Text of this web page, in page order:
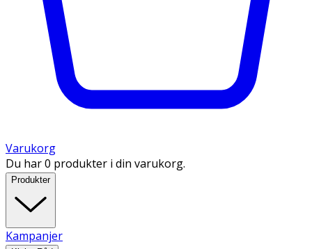
Varukorg
Du har 0 produkter i din varukorg.
Produkter
Kampanjer